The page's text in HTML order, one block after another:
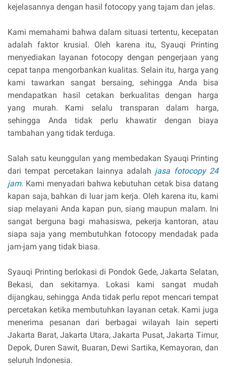
kejelasannya dengan hasil fotocopy yang tajam dan jelas.
Kami memahami bahwa dalam situasi tertentu, kecepatan
adalah faktor krusial. Oleh karena itu, Syauqi Printing
menyediakan layanan fotocopy dengan pengerjaan yang
cepat tanpa mengorbankan kualitas. Selain itu, harga yang
kami tawarkan sangat bersaing, sehingga Anda bisa
mendapatkan hasil cetakan berkualitas dengan harga
yang murah. Kami selalu transparan dalam harga,
sehingga Anda tidak perlu khawatir dengan biaya
tambahan yang tidak terduga.
Salah satu keunggulan yang membedakan Syauqi Printing
dari tempat percetakan lainnya adalah jasa fotocopy 24
jam. Kami menyadari bahwa kebutuhan cetak bisa datang
kapan saja, bahkan di luar jam kerja. Oleh karena itu, kami
siap melayani Anda kapan pun, siang maupun malam. Ini
sangat berguna bagi mahasiswa, pekerja kantoran, atau
siapa saja yang membutuhkan fotocopy mendadak pada
jam-jam yang tidak biasa.
Syauqi Printing berlokasi di Pondok Gede, Jakarta Selatan,
Bekasi, dan sekitarnya. Lokasi kami sangat mudah
dijangkau, sehingga Anda tidak perlu repot mencari tempat
percetakan ketika membutuhkan layanan cetak. Kami juga
menerima pesanan dari berbagai wilayah lain seperti
Jakarta Barat, Jakarta Utara, Jakarta Pusat, Jakarta Timur,
Depok, Duren Sawit, Buaran, Dewi Sartika, Kemayoran, dan
seluruh Indonesia.